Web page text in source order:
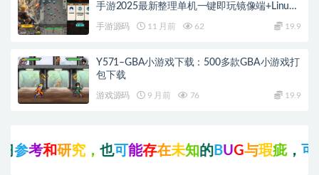
手游2025最新整理单机一键即玩镜像端+Linux
服务端+本地热更+本地验证+解密工具+CDK后
台+运营后台+教程
手游源码 11 月前 62 19.9
Y571–GBA小游戏下载：500多款GBA小游戏打
包下载
游戏源码 9 月前 76 19.9
和研究，也可 能存 在未知的BUG 与瑕疵，可先 联